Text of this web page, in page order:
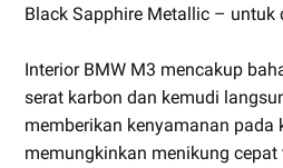
Black Sapphire Metallic – untuk
Interior BMW M3 mencakup
serat karbon dan kemudi
memberikan kenyamanan pada
memungkinkan menikung